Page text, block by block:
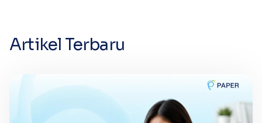
Artikel Terbaru